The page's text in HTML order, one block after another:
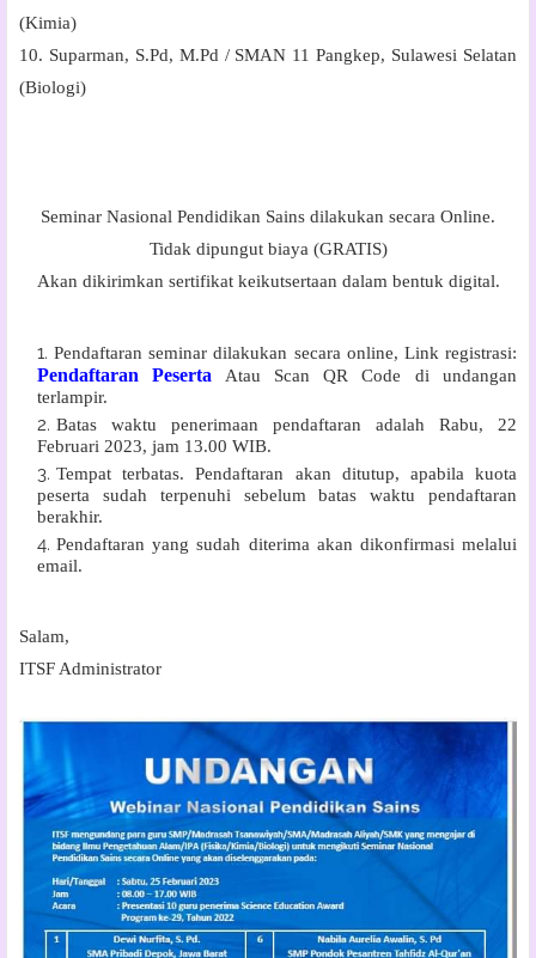
(Kimia)
10. Suparman, S.Pd, M.Pd / SMAN 11 Pangkep, Sulawesi Selatan
(Biologi)
Seminar Nasional Pendidikan Sains dilakukan secara Online.
Tidak dipungut biaya (GRATIS)
Akan dikirimkan sertifikat keikutsertaan dalam bentuk digital.
Pendaftaran seminar dilakukan secara online, Link registrasi:
Pendaftaran Peserta Atau Scan QR Code di undangan
terlampir.
Batas waktu penerimaan pendaftaran adalah Rabu, 22
Februari 2023, jam 13.00 WIB.
Tempat terbatas. Pendaftaran akan ditutup, apabila kuota
peserta sudah terpenuhi sebelum batas waktu pendaftaran
berakhir.
Pendaftaran yang sudah diterima akan dikonfirmasi melalui
email.
Salam,
ITSF Administrator